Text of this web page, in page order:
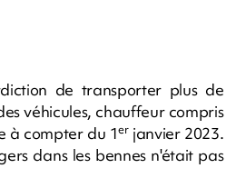
de transporter plus de
véhicules, chauffeur compris
à compter du 1erjanvier 2023.
dans les bennes n'était pas